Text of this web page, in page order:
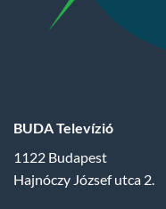
BUDA Televízió
1122 Budapest
Hajnóczy József utca 2.